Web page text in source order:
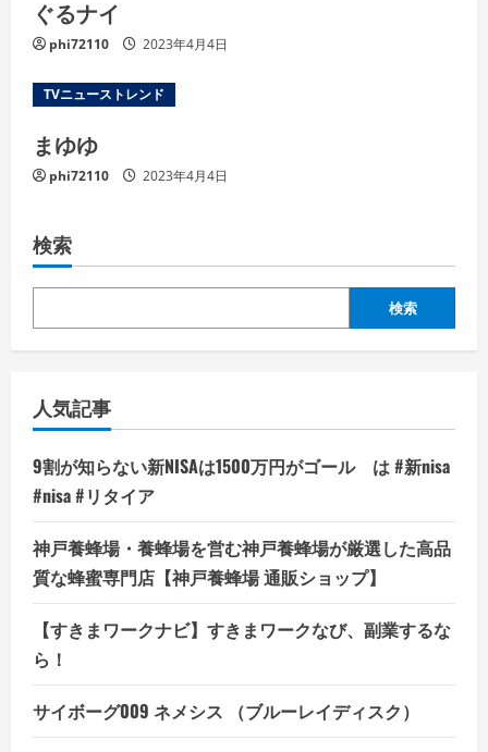
ぐるナイ
phi72110 2023年4月4日
TVニューストレンド
まゆゆ
phi72110 2023年4月4日
検索
検索
人気記事
9割が知らない新NISAは1500万円がゴール は #新nisa
#nisa #リタイア
神戸養蜂場・養蜂場を営む神戸養蜂場が厳選した高品
質な蜂蜜専門店【神戸養蜂場 通販ショップ】
【すきまワークナビ】すきまワークなび、副業するな
ら！
サイボーグ009 ネメシス （ブルーレイディスク）